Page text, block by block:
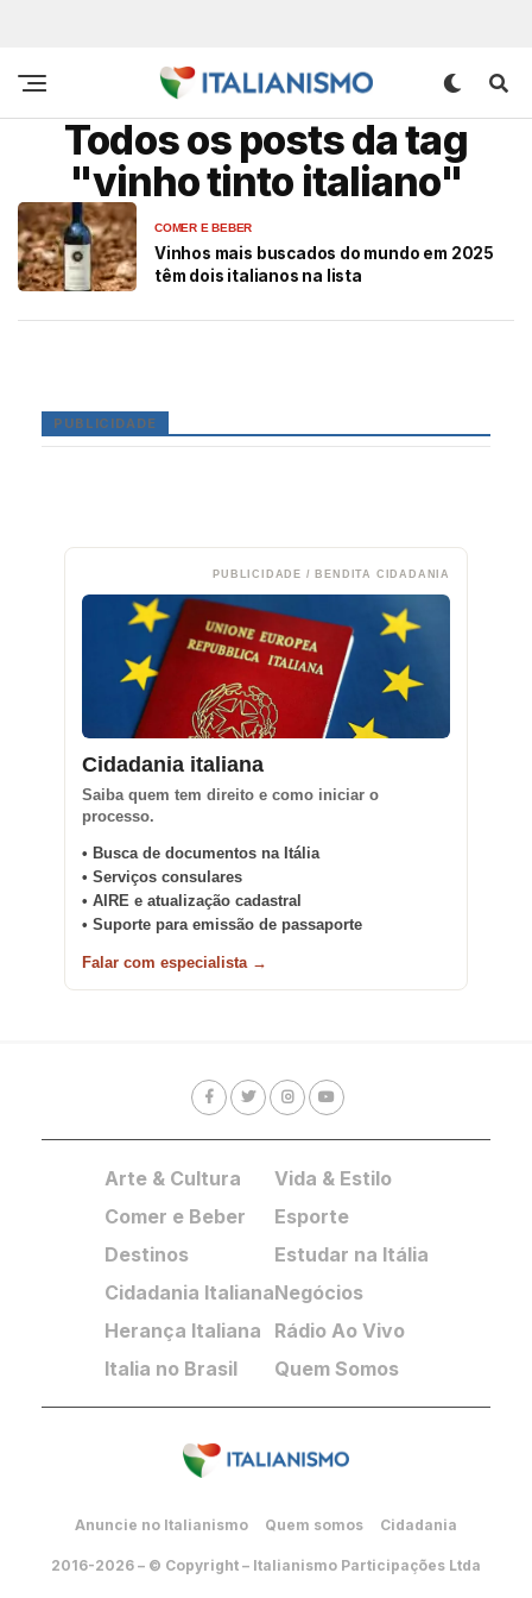
Todos os posts da tag
"vinho tinto italiano"
COMER E BEBER
Vinhos mais buscados do mundo em 2025
têm dois italianos na lista
PUBLICIDADE
PUBLICIDADE / BENDITA CIDADANIA
Cidadania italiana
Saiba quem tem direito e como iniciar o
processo.
• Busca de documentos na Itália
• Serviços consulares
• AIRE e atualização cadastral
• Suporte para emissão de passaporte
Falar com especialista →
Arte & Cultura
Comer e Beber
Destinos
Cidadania Italiana
Herança Italiana
Italia no Brasil
Vida & Estilo
Esporte
Estudar na Itália
Negócios
Rádio Ao Vivo
Quem Somos
Anuncie no Italianismo Quem somos Cidadania
2016-2026 – © Copyright – Italianismo Participações Ltda